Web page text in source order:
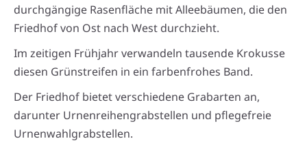
durchgängige Rasenfläche mit Alleebäumen, die den
Friedhof von Ost nach West durchzieht.
Im zeitigen Frühjahr verwandeln tausende Krokusse
diesen Grünstreifen in ein farbenfrohes Band.
Der Friedhof bietet verschiedene Grabarten an,
darunter Urnenreihengrabstellen und pflegefreie
Urnenwahlgrabstellen.